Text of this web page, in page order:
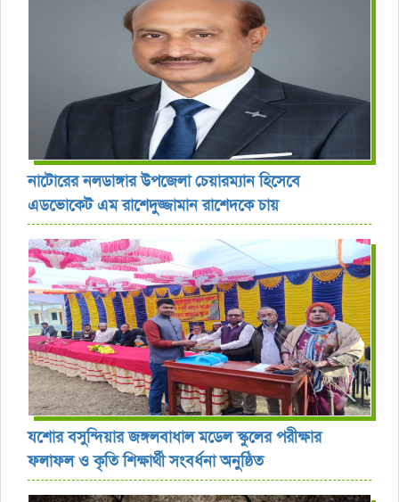
নাটোরের নলডাঙ্গার উপজেলা চেয়ারম্যান হিসেবে
এডভোকেট এম রাশেদুজ্জামান রাশেদকে চায়
যশোর বসুন্দিয়ার জঙ্গলবাধাল মডেল স্কুলের পরীক্ষার
ফলাফল ও কৃতি শিক্ষার্থী সংবর্ধনা অনুষ্ঠিত